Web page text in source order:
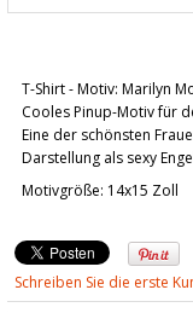
T-Shirt - Motiv: Marilyn
Cooles Pinup-Motiv für
Eine der schönsten
Darstellung als sexy
Motivgröße: 14x15 Zoll
Schreiben Sie die erste